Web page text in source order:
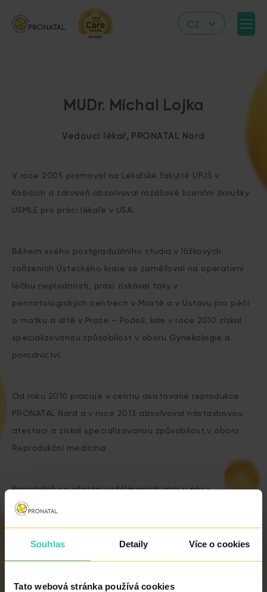
Souhlas Detaily Více o cookies
Tato webová stránka používá cookies
CZ
RS
UA
FR
MUDr. Michal Lojka
Vedoucí lékař, PRONATAL Nord
V roce 2005 promoval na Lékařské fakultě UPJŠ v
Košicích a zároveň absolvoval rozdílové licenční zkoušky
USMLE pro práci lékaře v USA.
Během svého postgraduálního studia v lůžkových
zařízeních Ústeckého kraje se zaměřoval na operativní
léčbu neplodnosti, praxi získával taky v
perinatologických centrech v Mostě a v Ústavu pro péči
o matku a dítě v Praze – Podolí, kde v roce 2010 získal
specializovanou způsobilost v oboru Gynekologie a
porodnictví.
Od roku 2010 pracuje v centru asistované reprodukce
PRONATAL Nord a v roce 2013 absolvoval nástavbovou
atestaci a získal specializovanou způsobilost v oboru
Reprodukční medicína.
Pravidelně se účastní vzdělávacích akcí u nás i
v zahraničí,
je držitelem Licence k výkonu soukromé lékařské praxe,
pro výkon funkce lektor v lékařské praxi, pro výkon funkce
odborného zástupce a pro poskytování poradenských